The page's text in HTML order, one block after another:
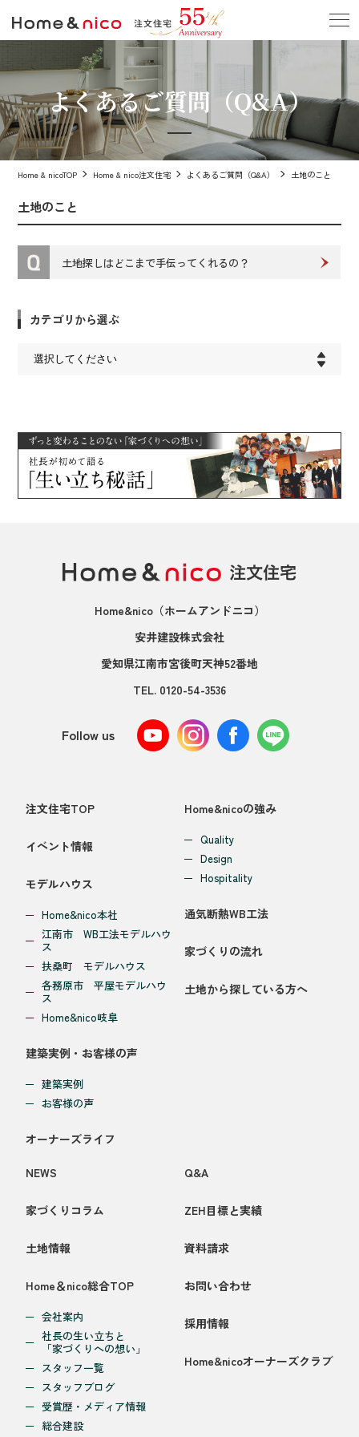
よくあるご質問（Q&A）
Home & nicoTOP Home & nico注文住宅 よくあるご質問（Q&A） 土地のこと
土地のこと
土地探しはどこまで手伝ってくれるの？
カテゴリから選ぶ
Home&nico（ホームアンドニコ）
安井建設株式会社
愛知県江南市宮後町天神52番地
TEL. 0120-54-3536
Follow us
注文住宅TOP
イベント情報
モデルハウス
Home&nico本社
江南市 WB工法モデルハウ
ス
扶桑町 モデルハウス
各務原市 平屋モデルハウ
ス
Home&nico岐阜
建築実例・お客様の声
建築実例
お客様の声
オーナーズライフ
Home&nicoの強み
Quality
Design
Hospitality
通気断熱WB工法
家づくりの流れ
土地から探している方へ
NEWS
家づくりコラム
土地情報
Home＆nico総合TOP
会社案内
社長の生い立ちと
「家づくりへの想い」
スタッフ一覧
スタッフブログ
受賞歴・メディア情報
総合建設
Q&A
ZEH目標と実績
資料請求
お問い合わせ
採用情報
Home&nicoオーナーズクラブ